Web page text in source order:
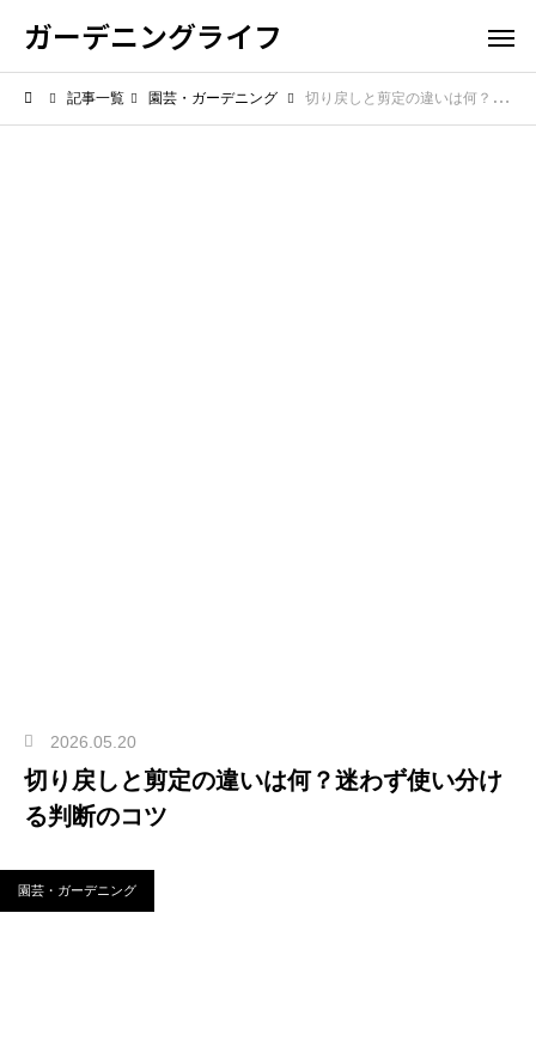
ガーデニングライフ
記事一覧 園芸・ガーデニング 切り戻しと剪定の違いは何？迷わず使い分ける判断のコツ
2026.05.20
切り戻しと剪定の違いは何？迷わず使い分け
る判断のコツ
園芸・ガーデニング